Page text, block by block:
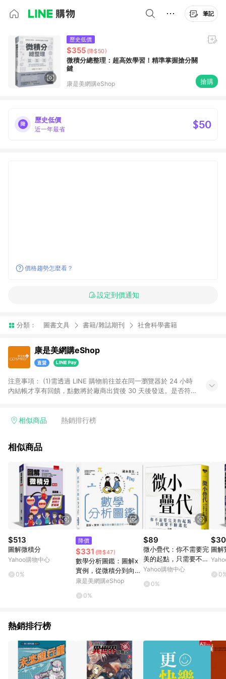
筆記
歷史低價
$355 (降$50)
微積分總整理：超高效學習！精準掌握搶分關
鍵
康是美網購eShop 搶購
歷史低價
近一年最省 $50
價格趨勢怎麼看？
設定到價通知
分類： 圖書文具 書籍/雜誌期刊 社會科學書籍
康是美網購eShop
注意事項：​ (1)需透過 LINE 購物前往並在同一瀏覽器於 24 小時
內結帳才享有回饋，點數將於廠商出貨後 30 天後發送。​是否符
黃金鑽飾/精品相關/3C數位(含周邊)/家電視聽/運動戶外/母嬰用
饋%」，將於訂單成立後由「LINE購物通知」之官方帳號訊息通
依LINE購物網站訂單成立通知為準。​​ (5)LINE購物設有「單一商
品最高回饋點數」機制 (部分時段開放「回饋無上限」)，以同一
訂單中同一商品不論件數計算，請依訂單成立當下LINE購物的回
饋機制為準。
相似商品 熱銷排行榜
相似商品
$513
圖解微積分
Yahoo購物中心
0%
降價
$331 (降$47)
數學分析圖鑑：圖解x
實例，從微積分到向量
分析，一本搞定！
康是美網購eShop
0%
$89
微小疊代：你不需要完
美的起點，只需要不斷
進化[二手書_近全新]
Yahoo購物中心
0%
圖解
熱銷排行榜